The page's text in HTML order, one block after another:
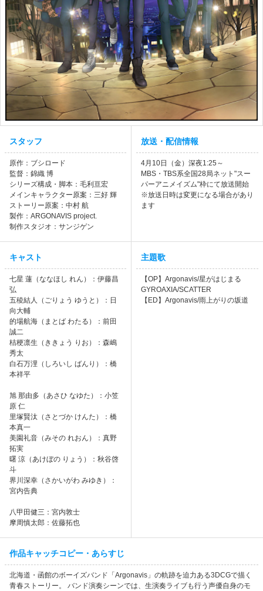
スタッフ
原作：ブシロード
監督：錦織 博
シリーズ構成・脚本：毛利亘宏
メインキャラクター原案：三好 輝
ストーリー原案：中村 航
製作：ARGONAVIS project.
制作スタジオ：サンジゲン
放送・配信情報
4月10日（金）深夜1:25～
MBS・TBS系全国28局ネット"スー
パーアニメイズム"枠にて放送開始
※放送日時は変更になる場合があり
ます
キャスト
七星 蓮（ななほし れん）：伊藤昌
弘
五稜結人（ごりょう ゆうと）：日
向大輔
的場航海（まとば わたる）：前田
誠二
桔梗凛生（ききょう りお）：森嶋
秀太
白石万浬（しろいし ばんり）：橋
本祥平
旭 那由多（あさひ なゆた）：小笠
原 仁
里塚賢汰（さとづか けんた）：橋
本真一
美園礼音（みその れおん）：真野
拓実
曙 涼（あけぼの りょう）：秋谷啓
斗
界川深幸（さかいがわ みゆき）：
宮内告典
八甲田健三：宮内敦士
摩周慎太郎：佐藤拓也
主題歌
【OP】Argonavis/星がはじまる
GYROAXIA/SCATTER
【ED】Argonavis/雨上がりの坂道
作品キャッチコピー・あらすじ
北海道・函館のボーイズバンド「Argonavis」の軌跡を迫力ある3DCGで描く
青春ストーリー。 バンド演奏シーンでは、生演奏ライブも行う声優自身のモ